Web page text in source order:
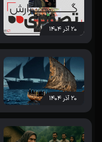
۲۰ آذر ۱۴۰۴
۲۰ آذر ۱۴۰۴